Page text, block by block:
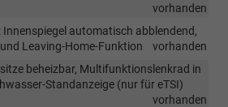
vorhanden
Innenspiegel automatisch abblendend,
Leaving-Home-Funktion
vorhanden
beheizbar, Multifunktionslenkrad in
Standanzeige (nur für eTSI)
vorhanden